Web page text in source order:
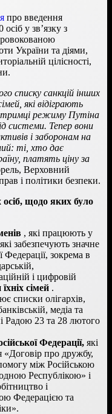
про введення
у зв’язку з
України та діями,
цілісності,
списку санкцій інших
які відіграють
режиму Путіна
системи. Тепер вони
і заборонам на
ті, хто дає
платять ціну за
Верховний
і політики безпеки.
щодо яких було
, які працюють у
забезпечують значне
Федерації, зокрема в
і цифровій
сімей .
списки олігархів,
медіа та
Радою 23 та 28 лютого
Федерації, які
«Договір про дружбу,
між Російською
Республікою» і
і
Федерацією та